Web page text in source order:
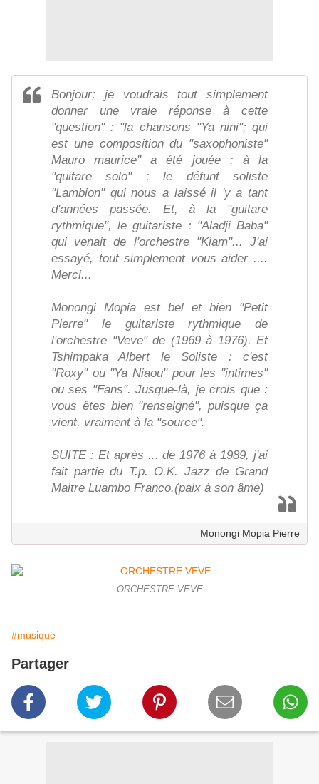
Bonjour; je voudrais tout simplement
donner une vraie réponse à cette
"question" : "la chansons "Ya nini"; qui
est une composition du "saxophoniste"
Mauro maurice" a été jouée : à la
"quitare solo" : le défunt soliste
"Lambion" qui nous a laissé il 'y a tant
d'années passée. Et, à la "guitare
rythmique", le guitariste : "Aladji Baba"
qui venait de l'orchestre "Kiam"... J'ai
essayé, tout simplement vous aider ....
Merci...
Monongi Mopia est bel et bien "Petit
Pierre" le guitariste rythmique de
l'orchestre "Veve" de (1969 à 1976). Et
Tshimpaka Albert le Soliste : c'est
"Roxy" ou "Ya Niaou" pour les "intimes"
ou ses "Fans". Jusque-là, je crois que :
vous êtes bien "renseigné", puisque ça
vient, vraiment à la "source".
SUITE : Et après ... de 1976 à 1989, j'ai
fait partie du T.p. O.K. Jazz de Grand
Maitre Luambo Franco.(paix à son âme)
Monongi Mopia Pierre
ORCHESTRE VEVE
#musique
Partager